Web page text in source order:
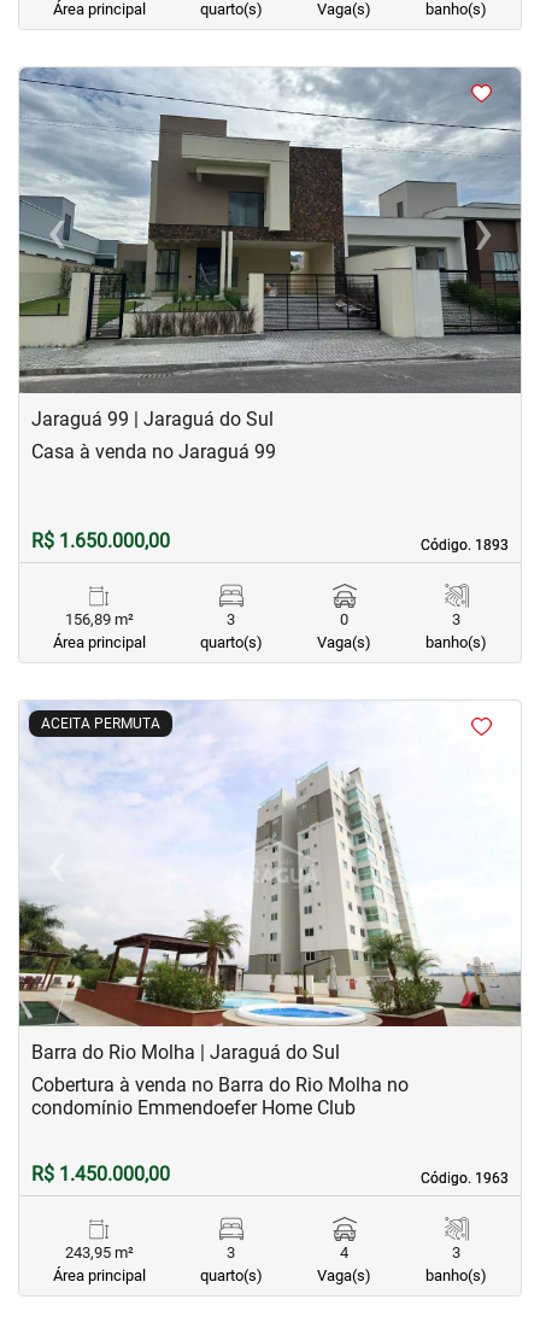
Área principal
quarto(s)
Vaga(s)
banho(s)
<<<<
‹Previous ›Next
Jaraguá 99 | Jaraguá do Sul
Código. 1893
Código. 1893
Casa à venda no Jaraguá 99
R$ 1.650.000,00
156,89 m²
Área principal
3
quarto(s)
0
Vaga(s)
3
banho(s)
ACEITA PERMUTA
<<<<
‹
Barra do Rio Molha | Jaraguá do Sul
Código. 1963
Código. 1963
Cobertura à venda no Barra do Rio Molha no
condomínio Emmendoefer Home Club
R$ 1.450.000,00
243,95 m²
Área principal
3
quarto(s)
4
Vaga(s)
3
banho(s)